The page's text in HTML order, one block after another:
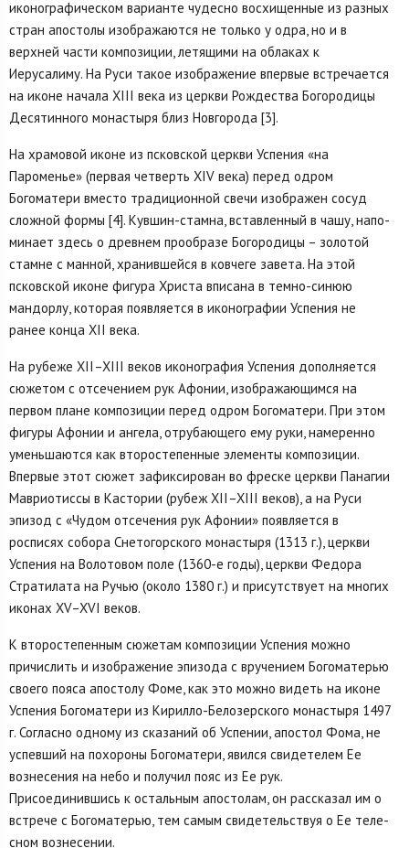
иконографическом варианте чудесно восхищенные из разных
стран апостолы изображаются не только у одра, но и в
верхней части композиции, летящими на облаках к
Иерусалиму. На Руси такое изображение впервые встречается
на иконе начала XIII века из церкви Рождества Богородицы
Десятинного монастыря близ Новгорода [3].
На храмовой иконе из псковской церкви Успения «на
Пароменье» (первая четверть XIV века) перед одром
Богоматери вместо традиционной свечи изо­бражен сосуд
сложной формы [4]. Кувшин-стамна, вставленный в чашу, напо­
минает здесь о древнем прообразе Богородицы – золотой
стамне с манной, хранившейся в ковчеге завета. На этой
псковской иконе фигура Христа впи­сана в темно-синюю
мандорлу, которая появляется в иконографии Успения не
ранее конца XII века.
На рубеже XII–XIII веков иконография Успения дополняется
сюжетом с отсечением рук Афонии, изображающимся на
первом плане композиции перед одром Богоматери. При этом
фигуры Афонии и ангела, отрубающего ему руки, намеренно
уменьшаются как второстепенные элементы композиции.
Впервые этот сюжет зафиксирован во фреске церкви Панагии
Мавриотиссы в Кастории (рубеж XII–XIII веков), а на Руси
эпизод с «Чудом отсечения рук Афонии» появляется в
росписях собора Снетогорского монастыря (1313 г.), церкви
Успения на Волотовом поле (1360-е годы), церкви Федора
Страти­лата на Ручью (около 1380 г.) и присутствует на многих
иконах XV–XVI веков.
К второстепенным сюжетам композиции Успения можно
причислить и изо­бражение эпизода с вручением Богоматерью
своего пояса апостолу Фоме, как это можно видеть на иконе
Успения Богоматери из Кирилло-Белозерского монастыря 1497
г. Согласно одному из сказаний об Успении, апостол Фома, не
успевший на похороны Богоматери, явился свидетелем Ее
вознесения на небо и получил пояс из Ее рук.
Присоединившись к остальным апостолам, он рассказал им о
встрече с Богоматерью, тем самым свидетельствуя о Ее теле­
сном вознесении.